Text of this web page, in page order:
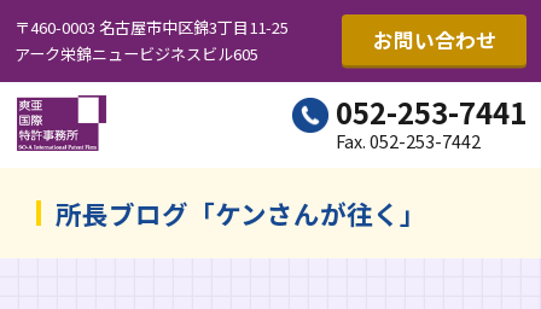
〒460-0003 名古屋市中区錦3丁目11-25
アーク栄錦ニュービジネスビル605
052-253-7441
Fax. 052-253-7442
お問い合わせ
所長ブログ「ケンさんが往く」